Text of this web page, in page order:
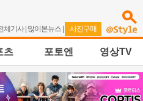
체기사| 많이본뉴스 | 사진구매
츠 포토엔 영상TV